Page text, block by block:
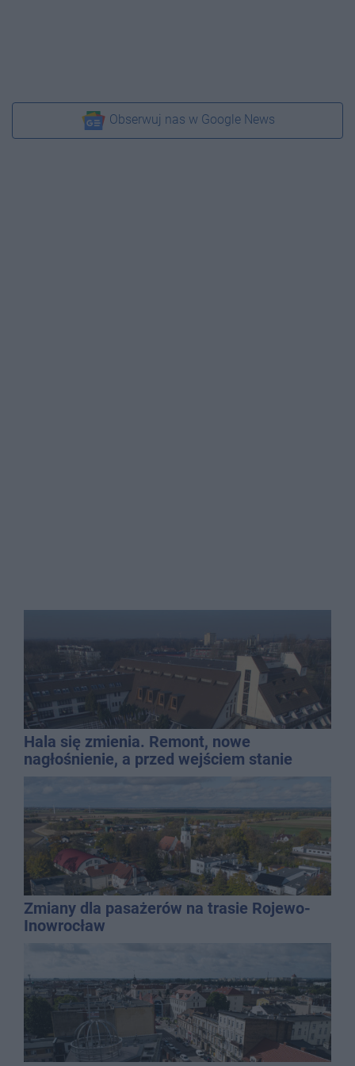
Obserwuj nas w Google News
Hala się zmienia. Remont, nowe
nagłośnienie, a przed wejściem stanie
QEMETICA ARENA
Zmiany dla pasażerów na trasie Rojewo-
Inowrocław